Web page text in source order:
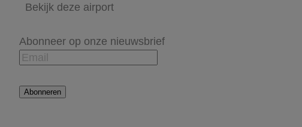
Bekijk deze airport
Abonneer op onze nieuwsbrief
Abonneren